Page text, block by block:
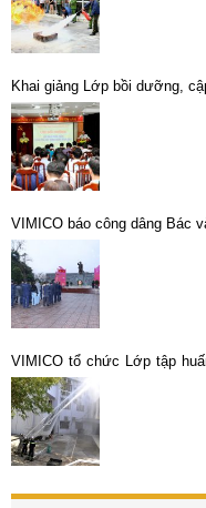
Khai giảng Lớp bồi dưỡng,
VIMICO báo công dâng Bác
VIMICO tổ chức Lớp tập
và chữa cháy năm 2018